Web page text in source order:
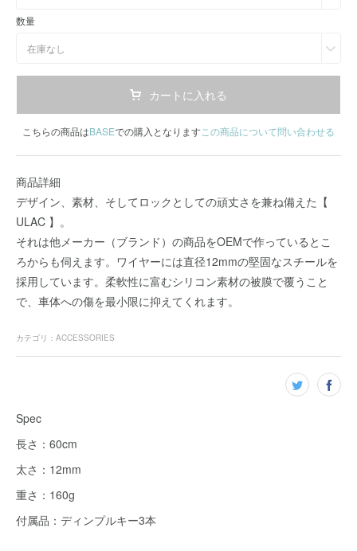
数量
在庫なし
カートに入れる
こちらの商品はBASEでの購入となりますこの商品について問い合わせる
商品詳細
デザイン、素材、そしてロックとしての頑丈さを兼ね備えた【
ULAC 】。
それは他メーカー（ブランド）の商品をOEMで作っているとこ
ろからも伺えます。ワイヤーには直径12mmの堅固なスチールを
採用しています。柔軟性に富むシリコン素材の被膜で覆うこと
で、車体への傷を最小限に抑えてくれます。
カテゴリ ： ACCESSORIES
Spec
長さ：60cm
太さ：12mm
重さ：160g
付属品：ディンプルキー3本